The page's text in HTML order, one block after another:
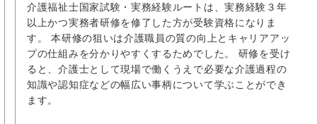
介護福祉士国家試験・実務経験ルートは、実務経験３年
以上かつ実務者研修を修了した方が受験資格になりま
す。 本研修の狙いは介護職員の質の向上とキャリアアッ
プの仕組みを分かりやすくするためでした。 研修を受け
ると、介護士として現場で働くうえで必要な介護過程の
知識や認知症などの幅広い事柄について学ぶことができ
ます。